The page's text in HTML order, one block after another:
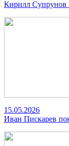
Кирилл Супрунов
15.05.2026
Иван Пискарев